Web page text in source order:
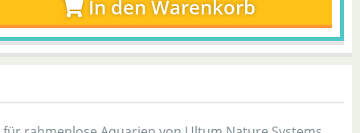
In den Warenkorb